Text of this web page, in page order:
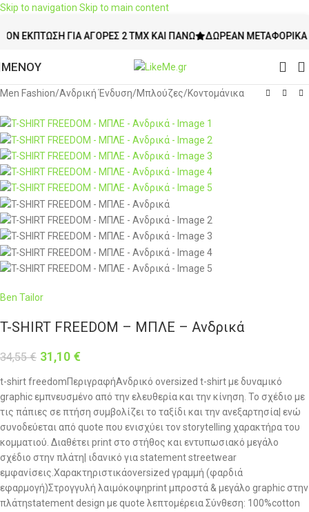
Skip to navigation Skip to main content
ΓΙΑ ΑΓΟΡΈΣ 2 ΤΜΧ ΚΑΙ ΠΆΝΩ ΔΩΡΕΆΝ ΜΕΤΑΦΟΡΙΚΆ ΆΝΩ
ΜΕΝΟΥ
Men Fashion/Ανδρική Ένδυση/Μπλούζες/Κοντομάνικα
-10%
Ben Tailor
T-SHIRT FREEDOM – ΜΠΛΕ – Ανδρικά
34,55€ 31,10 €
t-shirt freedomΠεριγραφήΑνδρικό oversized t-shirt με δυναμικό
graphic εμπνευσμένο από την ελευθερία και την κίνηση. Το σχέδιο με
τις πάπιες σε πτήση συμβολίζει το ταξίδι και την ανεξαρτησία| ενώ
συνοδεύεται από quote που ενισχύει τον storytelling χαρακτήρα του
κομματιού. Διαθέτει print στο στήθος και εντυπωσιακό μεγάλο
σχέδιο στην πλάτη| ιδανικό για statement streetwear
εμφανίσεις.Χαρακτηριστικάoversized γραμμή (φαρδιά
εφαρμογή)Στρογγυλή λαιμόκοψηprint μπροστά & μεγάλο graphic στην
πλάτηstatement design με quote λεπτομέρεια Σύνθεση: 100%cotton